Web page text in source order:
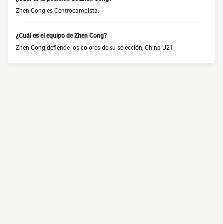
Zhen Cong es Centrocampista.
¿Cuál es el equipo de Zhen Cong?
Zhen Cong defiende los colores de su selección, China U21.